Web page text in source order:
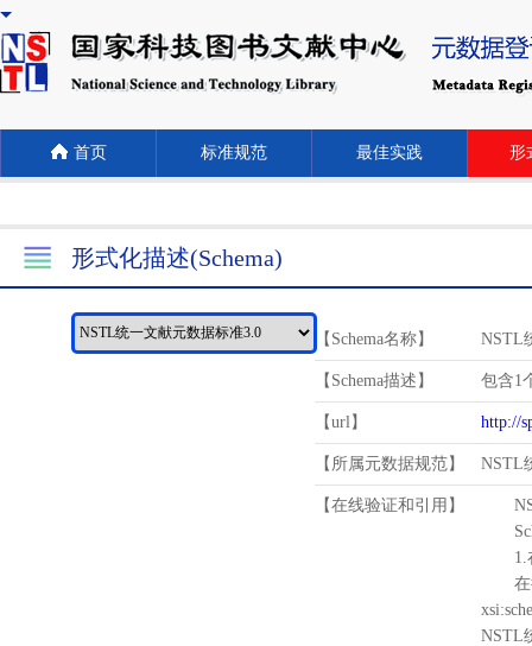
首页 标准规范 最佳实践 形
形式化描述(Schema)
【Schema名称】 NSTL
【Schema描述】 包含1
【url】 http://
【所属元数据规范】 NSTL
【在线验证和引用】
1.
在待
NSTL